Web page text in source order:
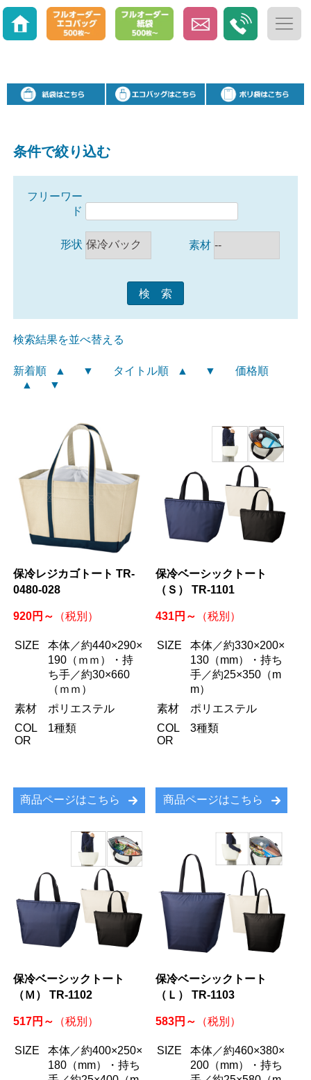
条件で絞り込む
フリーワー
ド
形状 素材
検索結果を並べ替える
新着順 ▲ ▼ タイトル順 ▲ ▼
価格順
▲
▼
保冷レジカゴトート TR-
0480-028
920円～ （税別）
SIZE
本体／約440×290×
190（ｍｍ）・持
ち手／約30×660
（ｍｍ）
素材
ポリエステル
COL
OR
1種類
商品ページはこちら
保冷ベーシックトート
（Ｓ） TR-1101
431円～ （税別）
SIZE
本体／約330×200×
130（mm）・持ち
手／約25×350（m
m）
素材
ポリエステル
COL
OR
3種類
商品ページはこちら
保冷ベーシックトート
（Ｍ） TR-1102
517円～ （税別）
SIZE
本体／約400×250×
180（mm）・持ち
保冷ベーシックトート
（Ｌ） TR-1103
583円～ （税別）
SIZE
本体／約460×380×
200（mm）・持ち